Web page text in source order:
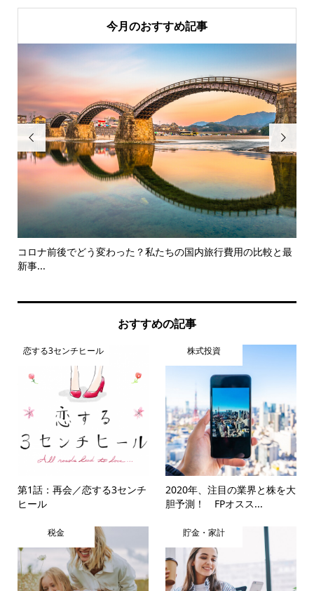
今月のおすすめ記事

コロナ前後でどう変わった？私たちの国内旅行費用の比較と最
新事...

おすすめの記事
恋する3センチヒール
第1話：再会／恋する3センチ
ヒール
株式投資
2020年、注目の業界と株を大
胆予測！ FPオスス...
税金 貯金・家計